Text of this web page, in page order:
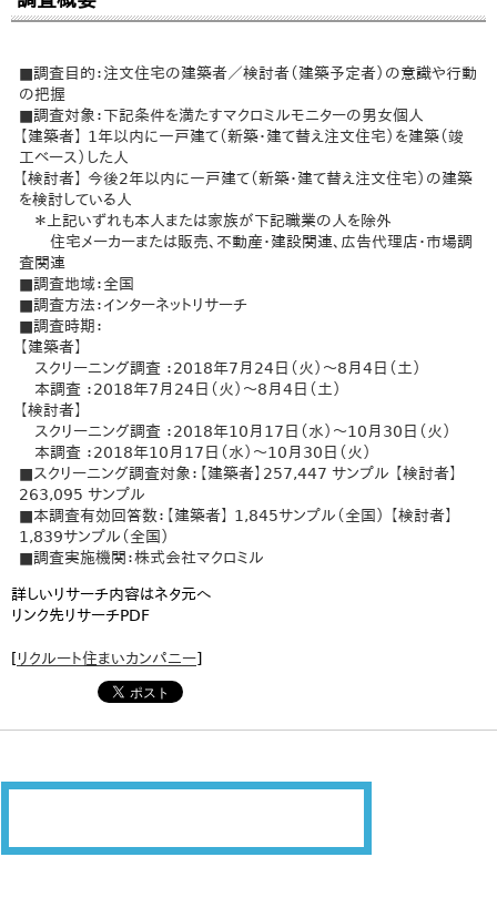
■調査目的：注文住宅の建築者／検討者（建築予定者）の意識や行動
の把握
■調査対象：下記条件を満たすマクロミルモニターの男女個人
【建築者】 1年以内に一戸建て（新築・建て替え注文住宅）を建築（竣
工ベース）した人
【検討者】 今後2年以内に一戸建て（新築・建て替え注文住宅）の建築
を検討している人
＊上記いずれも本人または家族が下記職業の人を除外
住宅メーカーまたは販売、不動産・建設関連、広告代理店・市場調
査関連
■調査地域：全国
■調査方法：インターネットリサーチ
■調査時期：
【建築者】
スクリーニング調査 ：2018年7月24日（火）～8月4日（土）
本調査 ：2018年7月24日（火）～8月4日（土）
【検討者】
スクリーニング調査 ：2018年10月17日（水）～10月30日（火）
本調査 ：2018年10月17日（水）～10月30日（火）
■スクリーニング調査対象：【建築者】257,447 サンプル 【検討者】
263,095 サンプル
■本調査有効回答数：【建築者】 1,845サンプル（全国） 【検討者】
1,839サンプル（全国）
■調査実施機関：株式会社マクロミル
詳しいリサーチ内容はネタ元へ
リンク先リサーチPDF
[リクルート住まいカンパニー]